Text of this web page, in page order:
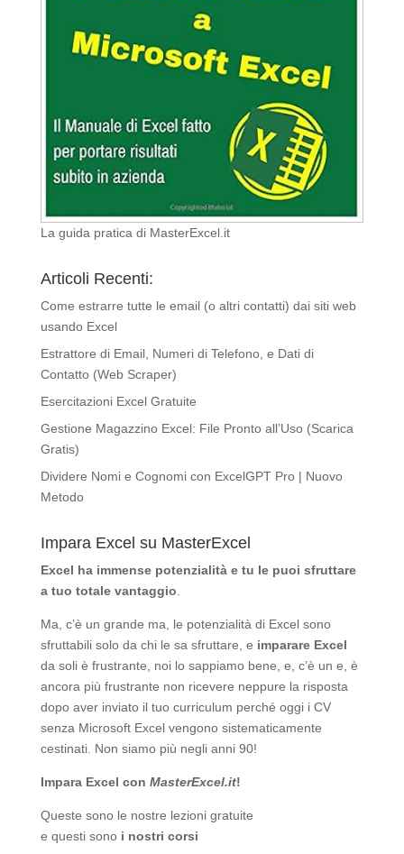
La guida pratica di MasterExcel.it
Articoli Recenti:
Come estrarre tutte le email (o altri contatti) dai siti web
usando Excel
Estrattore di Email, Numeri di Telefono, e Dati di
Contatto (Web Scraper)
Esercitazioni Excel Gratuite
Gestione Magazzino Excel: File Pronto all’Uso (Scarica
Gratis)
Dividere Nomi e Cognomi con ExcelGPT Pro | Nuovo
Metodo
Impara Excel su MasterExcel
Excel ha immense potenzialità e tu le puoi sfruttare
a tuo totale vantaggio
Ma, c’è un grande ma, le potenzialità di Excel sono
sfruttabili solo da chi le sa sfruttare, e imparare Excel
da soli è frustrante, noi lo sappiamo bene, e, c’è un e, è
ancora più frustrante non ricevere neppure la risposta
dopo aver inviato il tuo curriculum perché oggi i CV
senza Microsoft Excel vengono sistematicamente
cestinati. Non siamo più negli anni 90!
Impara Excel con MasterExcel.it!
Queste sono le nostre lezioni gratuite
e questi sono i nostri corsi